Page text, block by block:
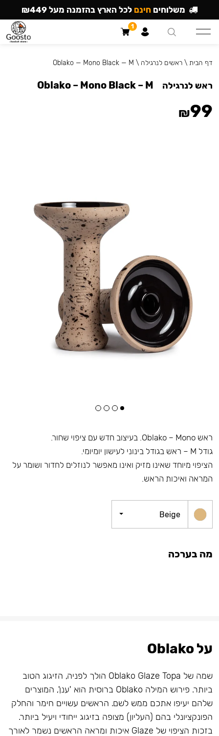
ראש Oblako – Mono. בעיצוב חדש עם ציפוי שחור.
גודל M – ראש בגודל בינוני לעישון יומיומי.
הציפוי מיוחד שאינו מזיק ואינו מאפשר לנוזלים לחדור ושומר על
המראה ואיכות הראש.
Beige
מה בערכה
דף הבית \ראשים לנרגילה \
Oblako — Mono Black — M
ראש לנרגילה Oblako – Mono Black – M
₪99
על Oblako
שמה של Oblako Glaze Topa הולך לפניה, הזיגוג הטוב
ביותר. פירוש המילה Oblako ברוסית הוא 'ענן', המוצרים
שלהם יעיפו אתכם ממש לשם. הראשים עשויים חימר והחלק
הפונקציונלי בהם (העליון) מצופה בזיגוג ייחודי ויעיל ביותר.
בזכות הציפוי של Glaze איכות ומראה הראשים נשמר לאורך
משלוחים חינם לכל הארץ בהזמנה מעל ₪449
1